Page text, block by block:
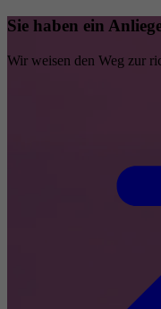
Sie haben ein
Wir weisen den Weg zur